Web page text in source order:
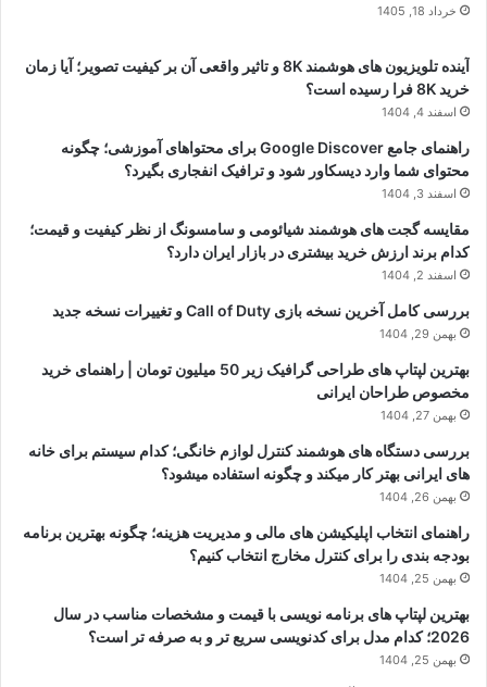
خرداد 18, 1405
آینده تلویزیون های هوشمند 8K و تاثیر واقعی آن بر کیفیت تصویر؛ آیا زمان
خرید 8K فرا رسیده است؟
اسفند 4, 1404
راهنمای جامع Google Discover برای محتواهای آموزشی؛ چگونه
محتوای شما وارد دیسکاور شود و ترافیک انفجاری بگیرد؟
اسفند 3, 1404
مقایسه گجت های هوشمند شیائومی و سامسونگ از نظر کیفیت و قیمت؛
کدام برند ارزش خرید بیشتری در بازار ایران دارد؟
اسفند 2, 1404
بررسی کامل آخرین نسخه بازی Call of Duty و تغییرات نسخه جدید
بهمن 29, 1404
بهترین لپتاپ های طراحی گرافیک زیر 50 میلیون تومان | راهنمای خرید
مخصوص طراحان ایرانی
بهمن 27, 1404
بررسی دستگاه های هوشمند کنترل لوازم خانگی؛ کدام سیستم برای خانه
های ایرانی بهتر کار میکند و چگونه استفاده میشود؟
بهمن 26, 1404
راهنمای انتخاب اپلیکیشن های مالی و مدیریت هزینه؛ چگونه بهترین برنامه
بودجه بندی را برای کنترل مخارج انتخاب کنیم؟
بهمن 25, 1404
بهترین لپتاپ های برنامه نویسی با قیمت و مشخصات مناسب در سال
2026؛ کدام مدل برای کدنویسی سریع تر و به صرفه تر است؟
بهمن 25, 1404